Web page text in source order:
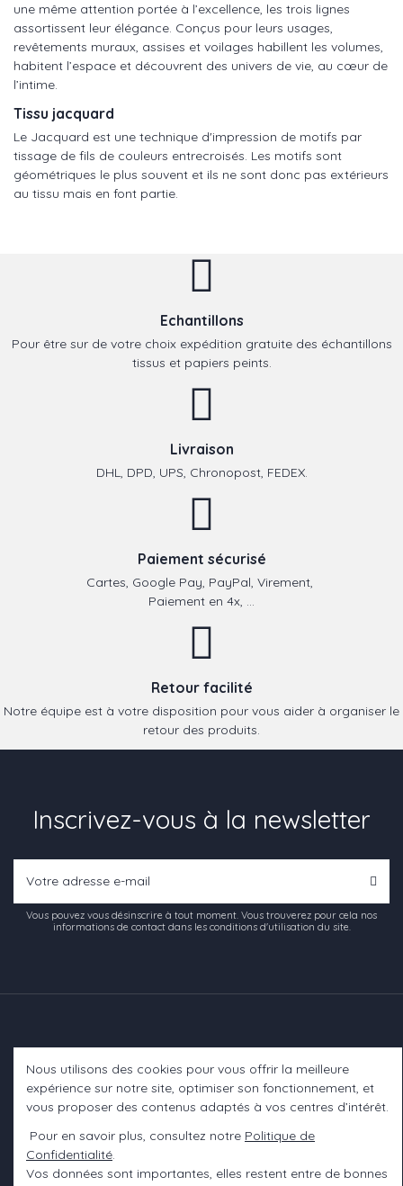
une même attention portée à l’excellence, les trois lignes
assortissent leur élégance. Conçus pour leurs usages,
revêtements muraux, assises et voilages habillent les volumes,
habitent l’espace et découvrent des univers de vie, au cœur de
l’intime.
Tissu jacquard
Le Jacquard est une technique d'impression de motifs par
tissage de fils de couleurs entrecroisés. Les motifs sont
géométriques le plus souvent et ils ne sont donc pas extérieurs
au tissu mais en font partie.
Echantillons
Pour être sur de votre choix expédition gratuite des échantillons
tissus et papiers peints.
Livraison
DHL, DPD, UPS, Chronopost, FEDEX.
Paiement sécurisé
Cartes, Google Pay, PayPal, Virement,
Paiement en 4x, ...
Retour facilité
Notre équipe est à votre disposition pour vous aider à organiser le
retour des produits.
Inscrivez-vous à la newsletter
Vous pouvez vous désinscrire à tout moment. Vous trouverez pour cela nos
informations de contact dans les conditions d'utilisation du site.
Informations
Contact us
Nous utilisons des cookies pour vous offrir la meilleure
expérience sur notre site, optimiser son fonctionnement, et
vous proposer des contenus adaptés à vos centres d’intérêt.
Pour en savoir plus, consultez notre Politique de
Confidentialité.
Vos données sont importantes, elles restent entre de bonnes